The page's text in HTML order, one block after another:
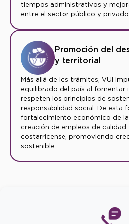
tiempos administrativos y
entre el sector público y privado.
Promoción del
y territorial
Más allá de los trámites, VUI
equilibrado del país al fomentar
respeten los principios de
responsabilidad social. De esta
fortalecimiento económico de
creación de empleos de
costarricense, promoviendo
sostenible.